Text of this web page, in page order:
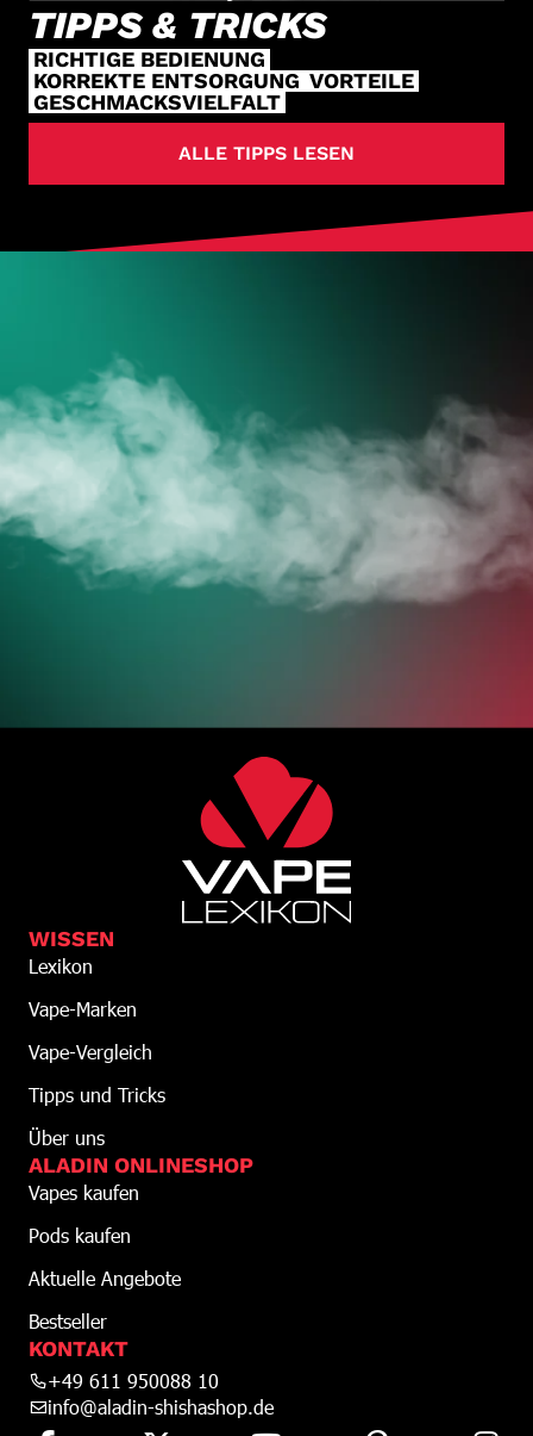
TIPPS & TRICKS
RICHTIGE BEDIENUNG
KORREKTE ENTSORGUNG VORTEILE
GESCHMACKSVIELFALT
ALLE TIPPS LESEN
DEINE VAPES
JETZT ZUM ONLINESHOP
WISSEN
Lexikon
Vape-Marken
Vape-Vergleich
Tipps und Tricks
Über uns
ALADIN ONLINESHOP
Vapes kaufen
Pods kaufen
Aktuelle Angebote
Bestseller
KONTAKT
+49 611 950088 10
info@aladin-shishashop.de